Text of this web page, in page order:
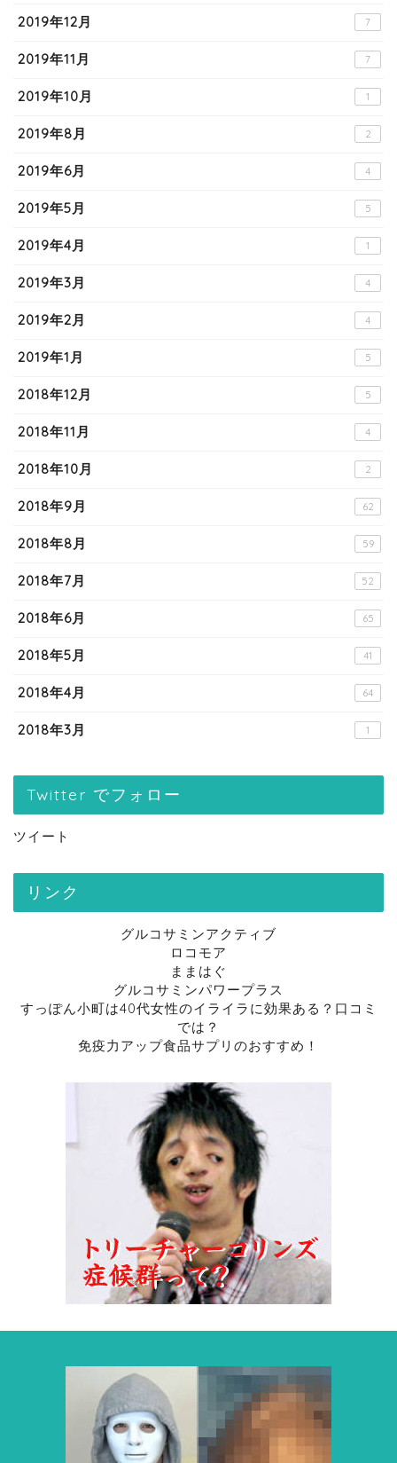
2019年12月 7
2019年11月 7
2019年10月 1
2019年8月 2
2019年6月 4
2019年5月 5
2019年4月 1
2019年3月 4
2019年2月 4
2019年1月 5
2018年12月 5
2018年11月 4
2018年10月 2
2018年9月 62
2018年8月 59
2018年7月 52
2018年6月 65
2018年5月 41
2018年4月 64
2018年3月 1
Twitter でフォロー
ツイート
リンク
グルコサミンアクティブ
ロコモア
ままはぐ
グルコサミンパワープラス
すっぽん小町は40代女性のイライラに効果ある？口コミ
では？
免疫力アップ食品サプリのおすすめ！